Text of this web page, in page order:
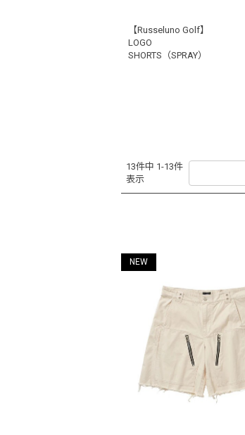
【Russeluno Golf】
LOGO
SHORTS（SPRAY）
13件中 1-13件
表示
NEW